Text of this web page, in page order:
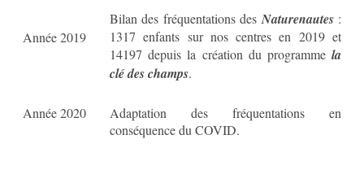
Année 2019
Bilan des fréquentations des Naturenautes:
1317 enfants sur nos centres en 2019 et
14197 depuis la création du programme la
clé des champs.
Année 2020
Adaptation des fréquentations en
conséquence du COVID.